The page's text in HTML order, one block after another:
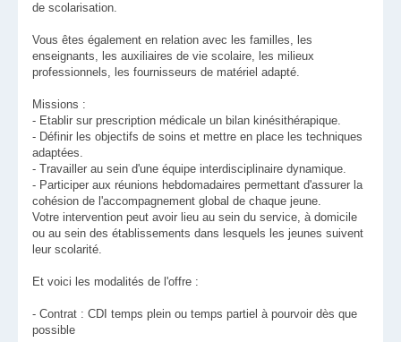
de scolarisation.
Vous êtes également en relation avec les familles, les
enseignants, les auxiliaires de vie scolaire, les milieux
professionnels, les fournisseurs de matériel adapté.
Missions :
- Etablir sur prescription médicale un bilan kinésithérapique.
- Définir les objectifs de soins et mettre en place les techniques
adaptées.
- Travailler au sein d'une équipe interdisciplinaire dynamique.
- Participer aux réunions hebdomadaires permettant d'assurer la
cohésion de l'accompagnement global de chaque jeune.
Votre intervention peut avoir lieu au sein du service, à domicile
ou au sein des établissements dans lesquels les jeunes suivent
leur scolarité.
Et voici les modalités de l'offre :
- Contrat : CDI temps plein ou temps partiel à pourvoir dès que
possible